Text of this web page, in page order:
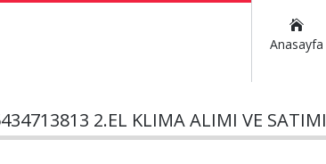
Anasayfa
2.EL KLIMA ALIMI VE SATIMI